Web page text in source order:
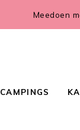
Meedoen
CAMPINGS